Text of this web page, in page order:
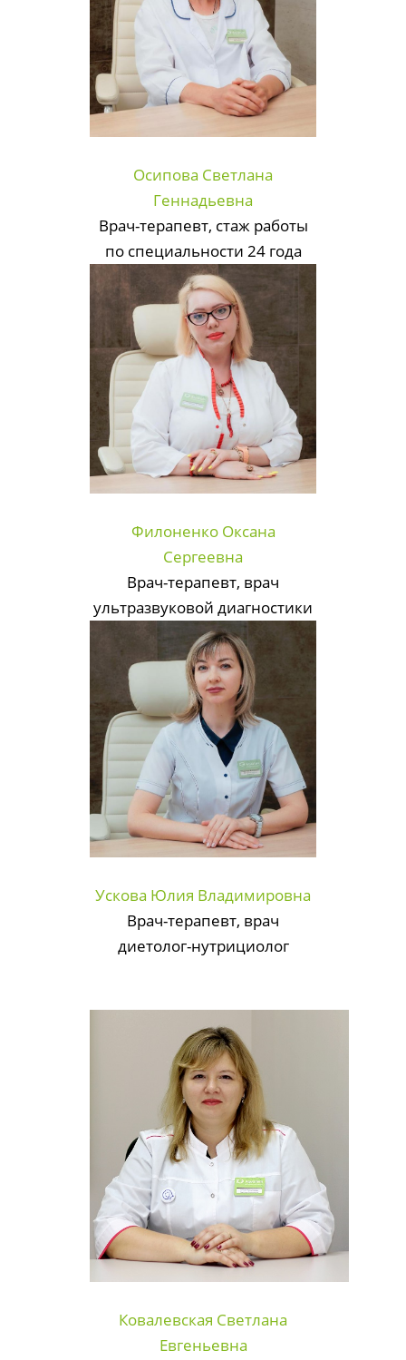
Осипова Светлана
Геннадьевна
Врач-терапевт, стаж работы
по специальности 24 года
Филоненко Оксана
Сергеевна
Врач-терапевт, врач
ультразвуковой диагностики
Ускова Юлия Владимировна
Врач-терапевт, врач
диетолог-нутрициолог
Ковалевская Светлана
Евгеньевна